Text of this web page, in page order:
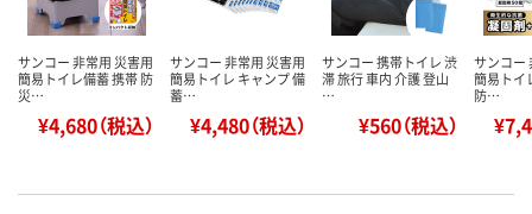
サンコー 非常用 災害用
簡易トイレ備蓄 携帯 防
災…
¥4,680（税込）
サンコー 非常用 災害用
簡易トイレ キャンプ 備
蓄…
¥4,480（税込）
サンコー 携帯トイレ 渋
滞 旅行 車内 介護 登山
…
¥560（税込）
サンコー
簡易トイ
防…